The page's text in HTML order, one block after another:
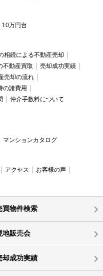
10万円台
相続による不動産売却
不動産買取
売却成功実績
売却の流れ
の諸費用
仲介手数料について
マンションカタログ
アクセス
お客様の声
買物件検索
地販売会
却成功実績